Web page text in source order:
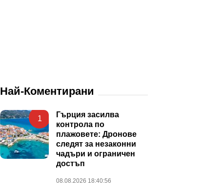
Най-Коментирани
1
Гърция засилва
контрола по
плажовете: Дронове
следят за незаконни
чадъри и ограничен
достъп
08.08.2026 18:40:56